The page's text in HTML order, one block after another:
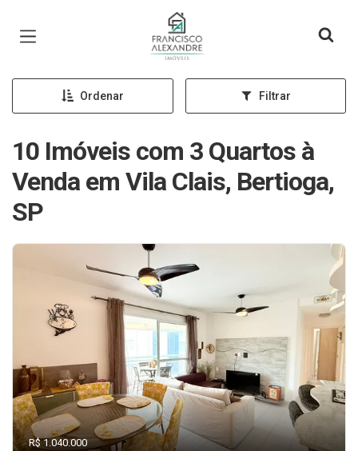
Página inicial
Ordenar Filtrar
10 Imóveis com 3 Quartos à
Venda em Vila Clais, Bertioga,
SP
R$ 1.040.000